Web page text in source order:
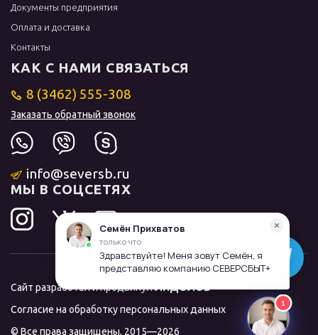
Документы предприятия
Оплата и доставка
Контакты
КАК С НАМИ СВЯЗАТЬСЯ
8 (3462) 555-308
Заказать обратный звонок
info@seversb.ru
МЫ В СОЦСЕТЯХ
Сайт разработал и продвинулЛИДОЛОВ
Согласие на обработку персональных данных
© Все права защищены, 2015—2026